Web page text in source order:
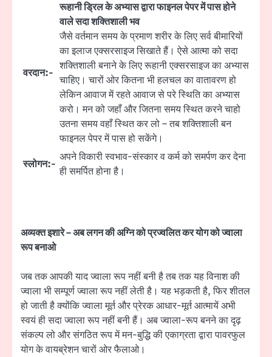
वरदान:-
रूहानी ड्रिल के अभ्यास द्वारा फाइनल पेपर में पास होने
वाले सदा शक्तिशाली भव
जैसे वर्तमान समय के प्रमाण शरीर के लिए सर्व बीमारियों
का इलाज एक्सरसाइज सिखाते हैं। ऐसे आत्मा को सदा
शक्तिशाली बनाने के लिए रूहानी एक्सरसाइज का अभ्यास
चाहिए। चारों ओर कितना भी हलचल का वातावरण हो
लेकिन आवाज में रहते आवाज से परे स्थिति का अभ्यास
करो। मन को जहाँ और जितना समय स्थित करने चाहो
उतना समय वहाँ स्थित कर लो – तब शक्तिशाली बन
फाइनल पेपर में पास हो सकेंगे।
स्लोगन:-
अपने विकारी स्वभाव-संस्कार व कर्म को समर्पण कर देना
ही समर्पित होना है।
अव्यक्त इशारे – अब लगन की अग्नि को प्रज्वलित कर योग को ज्वाला
रूप बनाओ
जब तक आपकी याद ज्वाला रूप नहीं बनी है तब तक यह विनाश की
ज्वाला भी सम्पूर्ण ज्वाला रूप नहीं लेती है। यह भड़कती है, फिर शीतल
हो जाती है क्योंकि ज्वाला मूर्त और प्रेरक आधार-मूर्त आत्मायें अभी
स्वयं ही सदा ज्वाला रूप नहीं बनी हैं। अब ज्वाला-रूप बनने का दृढ़
संकल्प लो और संगठित रूप में मन-बुद्धि की एकाग्रता द्वारा पावरफुल
योग के वायब्रेशन चारों ओर फैलाओ।